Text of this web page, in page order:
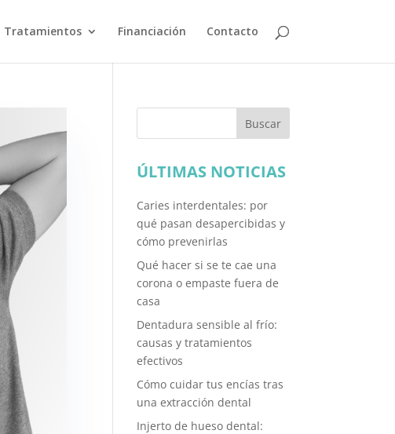
Tratamientos Financiación Contacto
Buscar
ÚLTIMAS NOTICIAS
Caries interdentales: por
qué pasan desapercibidas y
cómo prevenirlas
Qué hacer si se te cae una
corona o empaste fuera de
casa
Dentadura sensible al frío:
causas y tratamientos
efectivos
Cómo cuidar tus encías tras
una extracción dental
Injerto de hueso dental: